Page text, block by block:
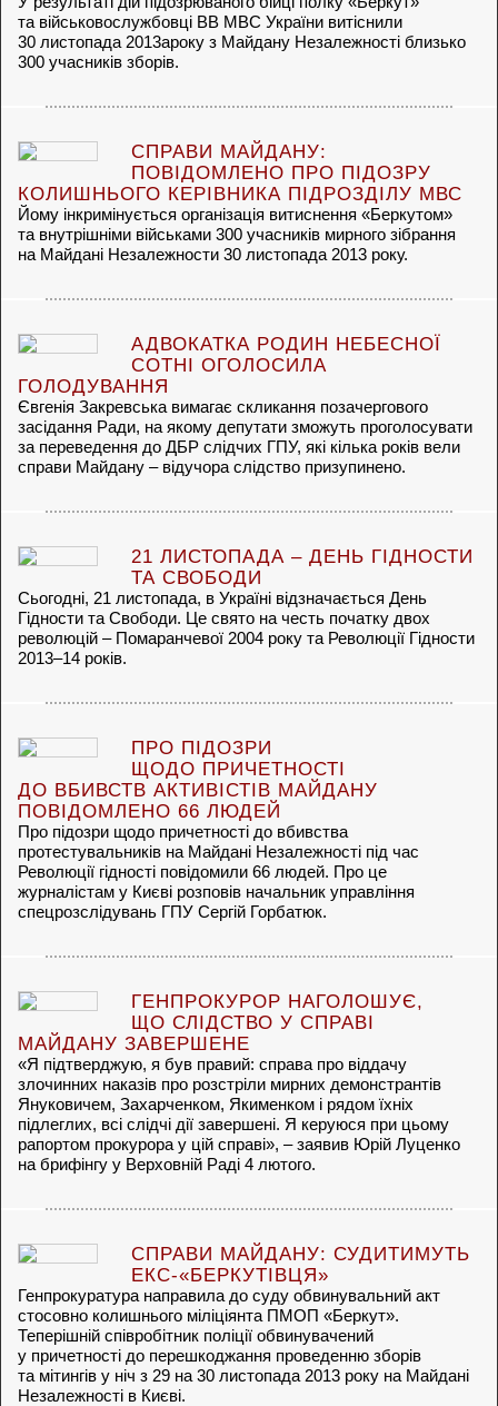
та військовослужбовці ВВ МВС України витіснили
30 листопада 2013ароку з Майдану Незалежності близько
300 учасників зборів.
СПРАВИ МАЙДАНУ:
ПОВІДОМЛЕНО ПРО ПІДОЗРУ
КОЛИШНЬОГО КЕРІВНИКА ПІДРОЗДІЛУ МВС
Йому інкримінується організація витиснення «Беркутом»
та внутрішніми військами 300 учасників мирного зібрання
на Майдані Незалежности 30 листопада 2013 року.
АДВОКАТКА РОДИН НЕБЕСНОЇ
СОТНІ ОГОЛОСИЛА
ГОЛОДУВАННЯ
Євгенія Закревська вимагає скликання позачергового
засідання Ради, на якому депутати зможуть проголосувати
за переведення до ДБР слідчих ГПУ, які кілька років вели
справи Майдану – відучора слідство призупинено.
21 ЛИСТОПАДА – ДЕНЬ ГІДНОСТИ
ТА СВОБОДИ
Сьогодні, 21 листопада, в Україні відзначається День
Гідности та Свободи. Це свято на честь початку двох
революцій – Помаранчевої 2004 року та Революції Гідности
2013–14 років.
ПРО ПІДОЗРИ
ЩОДО ПРИЧЕТНОСТІ
ДО ВБИВСТВ АКТИВІСТІВ МАЙДАНУ
ПОВІДОМЛЕНО 66 ЛЮДЕЙ
Про підозри щодо причетності до вбивства
протестувальників на Майдані Незалежності під час
Революції гідності повідомили 66 людей. Про це
журналістам у Києві розповів начальник управління
спецрозслідувань ГПУ Сергій Горбатюк.
ГЕНПРОКУРОР НАГОЛОШУЄ,
ЩО СЛІДСТВО У СПРАВІ
МАЙДАНУ ЗАВЕРШЕНЕ
«Я підтверджую, я був правий: справа про віддачу
злочинних наказів про розстріли мирних демонстрантів
Януковичем, Захарченком, Якименком і рядом їхніх
підлеглих, всі слідчі дії завершені. Я керуюся при цьому
рапортом прокурора у цій справі», – заявив Юрій Луценко
на брифінгу у Верховній Раді 4 лютого.
СПРАВИ МАЙДАНУ: СУДИТИМУТЬ
ЕКС-«БЕРКУТІВЦЯ»
Генпрокуратура направила до суду обвинувальний акт
стосовно колишнього міліціянта ПМОП «Беркут».
Теперішній співробітник поліції обвинувачений
у причетності до перешкоджання проведенню зборів
та мітингів у ніч з 29 на 30 листопада 2013 року на Майдані
Незалежності в Києві.